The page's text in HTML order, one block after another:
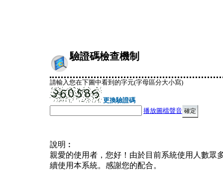
驗證碼檢查機制
請輸入您在下圖中看到的字元(字母區分大小寫)
更換驗證碼
播放圖檔聲音
說明︰
親愛的使用者，您好！由於目前系統使用人數眾
續使用本系統。感謝您的配合。